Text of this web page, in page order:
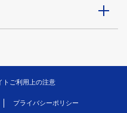
トご利用上の注意
プライバシーポリシー